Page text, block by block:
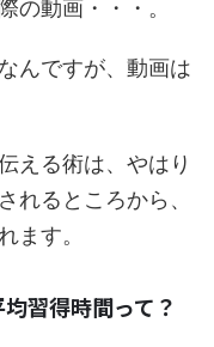
の動画・・・。
んですが、動画は
える術は、やはり
れるところから、
ます。
習得時間って？